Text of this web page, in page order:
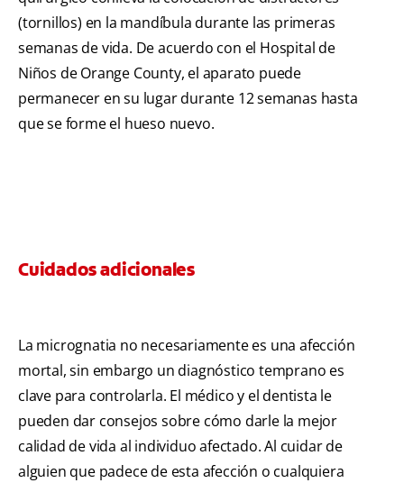
(tornillos) en la mandíbula durante las primeras
semanas de vida. De acuerdo con el Hospital de
Niños de Orange County, el aparato puede
permanecer en su lugar durante 12 semanas hasta
que se forme el hueso nuevo.
Cuidados adicionales
La micrognatia no necesariamente es una afección
mortal, sin embargo un diagnóstico temprano es
clave para controlarla. El médico y el dentista le
pueden dar consejos sobre cómo darle la mejor
calidad de vida al individuo afectado. Al cuidar de
alguien que padece de esta afección o cualquiera